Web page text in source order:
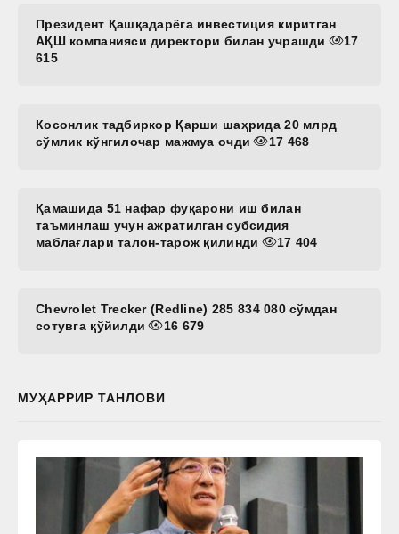
Президент Қашқадарёга инвестиция киритган
АҚШ компанияси директори билан учрашди
17
615
Косонлик тадбиркор Қарши шаҳрида 20 млрд
сўмлик кўнгилочар мажмуа очди
17 468
Қамашида 51 нафар фуқарони иш билан
таъминлаш учун ажратилган субсидия
маблағлари талон-тарож қилинди
17 404
Chevrolet Trecker (Redline) 285 834 080 сўмдан
сотувга қўйилди
16 679
МУҲАРРИР ТАНЛОВИ